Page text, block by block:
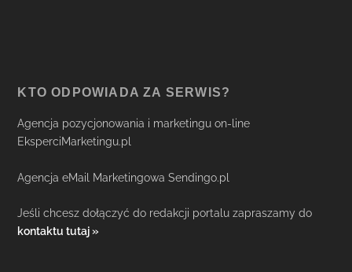
KTO ODPOWIADA ZA SERWIS?
Agencja pozycjonowania i marketingu on-line
EksperciMarketingu.pl
Agencja eMail Marketingowa Sendingo.pl
Jeśli chcesz dołączyć do redakcji portalu zapraszamy do
kontaktu tutaj »